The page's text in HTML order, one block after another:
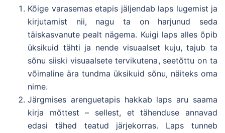
Kõige varasemas etapis jäljendab laps lugemist ja
kirjutamist nii, nagu ta on harjunud seda
täiskasvanute pealt nägema. Kuigi laps alles õpib
üksikuid tähti ja nende visuaalset kuju, tajub ta
sõnu siiski visuaalsete tervikutena, seetõttu on ta
võimaline ära tundma üksikuid sõnu, näiteks oma
nime.
Järgmises arenguetapis hakkab laps aru saama
kirja mõttest – sellest, et tähenduse annavad
edasi tähed teatud järjekorras. Laps tunneb